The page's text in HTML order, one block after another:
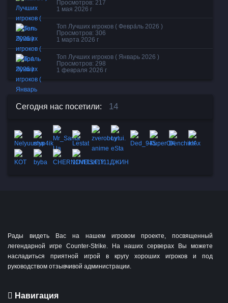
Просмотров: 217
1 мая 2026 г
Топ Лучших игроков ( Февра́ль 2026 )
Просмотров: 306
1 марта 2026 г
Топ Лучших игроков ( Январь 2026 )
Просмотров: 298
1 февраля 2026 г
Сегодня нас посетили: 14
, , ,
Рады видеть Вас на нашем игровом проекте, посвященный
легендарной игре Counter-Strike. На наших серверах Вы можете
насладиться приятной игрой в кругу хороших игроков и под
руководством отзывчивой администрации.
Навигация